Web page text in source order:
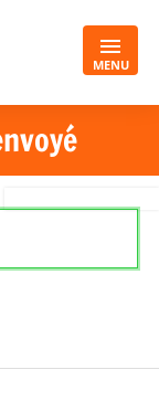
MENU